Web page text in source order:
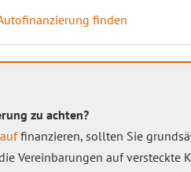
finden
zu achten?
finanzieren, sollten Sie
Vereinbarungen auf versteckte